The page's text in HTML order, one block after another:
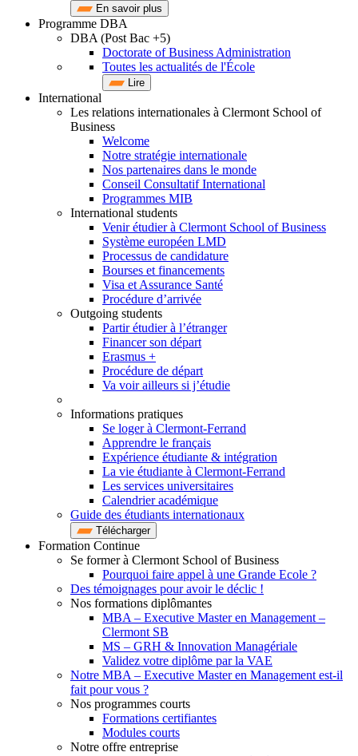
En savoir plus
Programme DBA
DBA (Post Bac +5)
Doctorate of Business Administration
Toutes les actualités de l'École
Lire
International
Les relations internationales à Clermont School of
Business
Welcome
Notre stratégie internationale
Nos partenaires dans le monde
Conseil Consultatif International
Programmes MIB
International students
Venir étudier à Clermont School of Business
Système européen LMD
Processus de candidature
Bourses et financements
Visa et Assurance Santé
Procédure d’arrivée
Outgoing students
Partir étudier à l’étranger
Financer son départ
Erasmus +
Procédure de départ
Va voir ailleurs si j’étudie
Informations pratiques
Se loger à Clermont-Ferrand
Apprendre le français
Expérience étudiante & intégration
La vie étudiante à Clermont-Ferrand
Les services universitaires
Calendrier académique
Guide des étudiants internationaux
Télécharger
Formation Continue
Se former à Clermont School of Business
Pourquoi faire appel à une Grande Ecole ?
Des témoignages pour avoir le déclic !
Nos formations diplômantes
MBA – Executive Master en Management –
Clermont SB
MS – GRH & Innovation Managériale
Validez votre diplôme par la VAE
Notre MBA – Executive Master en Management est-il
fait pour vous ?
Nos programmes courts
Formations certifiantes
Modules courts
Notre offre entreprise